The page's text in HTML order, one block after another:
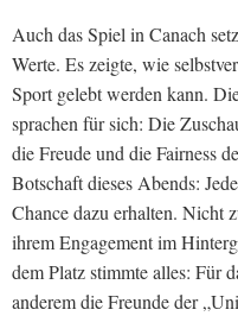
Auch das Spiel in Canach
Werte. Es zeigte, wie
Sport gelebt werden kann.
sprachen für sich: Die
die Freude und die Fairness
Botschaft dieses Abends:
Chance dazu erhalten. Nicht
ihrem Engagement im
dem Platz stimmte alles: Für
anderem die Freunde der